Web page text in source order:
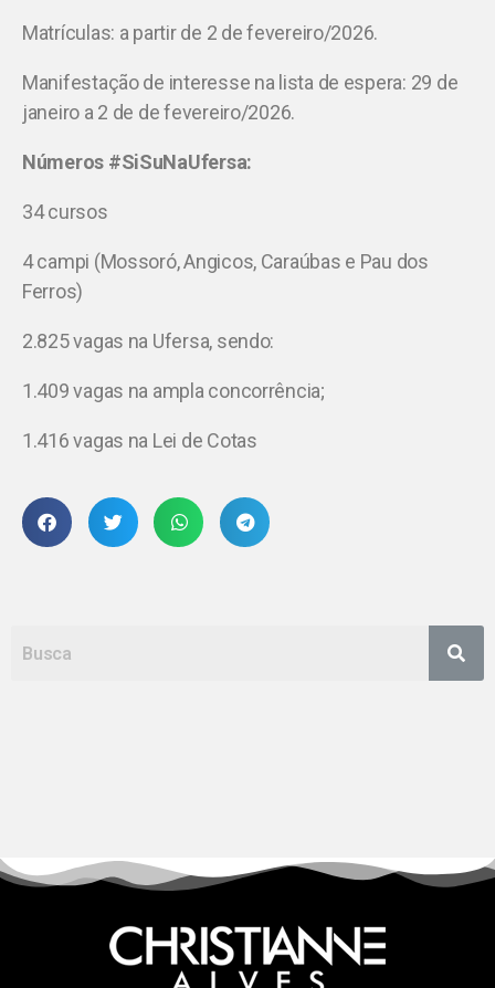
Matrículas: a partir de 2 de fevereiro/2026.
Manifestação de interesse na lista de espera: 29 de
janeiro a 2 de de fevereiro/2026.
Números #SiSuNaUfersa:
34 cursos
4 campi (Mossoró, Angicos, Caraúbas e Pau dos
Ferros)
2.825 vagas na Ufersa, sendo:
1.409 vagas na ampla concorrência;
1.416 vagas na Lei de Cotas